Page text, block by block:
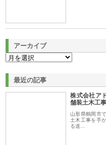
アーカイブ
最近の記事
株式会社ア
舗装土木工
山形県鶴岡市
土木工事を手
る道…